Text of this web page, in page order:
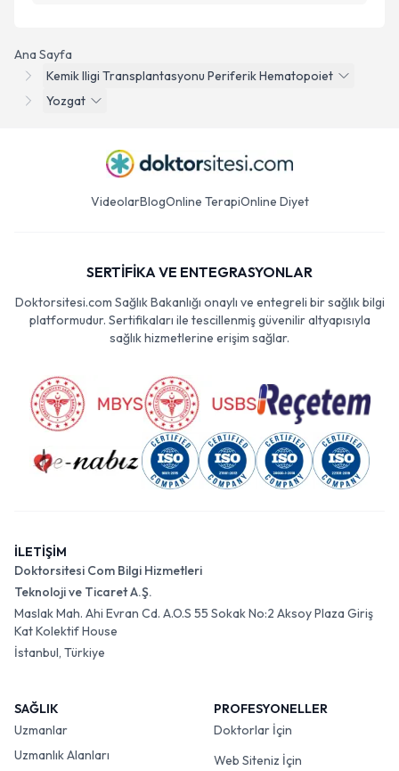
Ana Sayfa
Kemik Iligi Transplantasyonu Periferik Hematopoiet
Yozgat
VideolarBlogOnline TerapiOnline Diyet
SERTİFİKA VE ENTEGRASYONLAR
Doktorsitesi.com Sağlık Bakanlığı onaylı ve entegreli bir sağlık bilgi
platformudur. Sertifikaları ile tescillenmiş güvenilir altyapısıyla
sağlık hizmetlerine erişim sağlar.
İLETİŞİM
Doktorsitesi Com Bilgi Hizmetleri
Teknoloji ve Ticaret A.Ş.
Maslak Mah. Ahi Evran Cd. A.O.S 55 Sokak No:2 Aksoy Plaza Giriş
Kat Kolektif House
İstanbul, Türkiye
SAĞLIK
Uzmanlar
Uzmanlık Alanları
PROFESYONELLER
Doktorlar İçin
Web Siteniz İçin